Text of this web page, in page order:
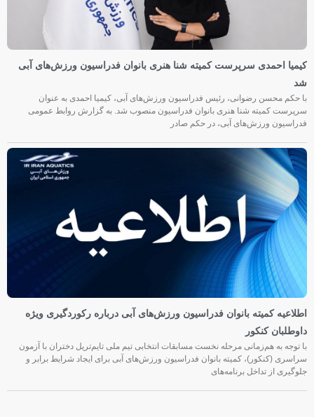
کیمیا احمدی سرپرست کمیته شنا هنری بانوان فدراسیون ورزش‌های آبی
شد
با حکم محسن رضوانی، رئیس فدراسیون ورزش‌های آبی، کیمیا احمدی به عنوان
سرپرست کمیته شنا هنری بانوان فدراسیون منصوب شد. به گزارش روابط عمومی
فدراسیون ورزش‌های آبی، در حکم صادر
اطلاعیه کمیته بانوان فدراسیون ورزش‌های آبی درباره رکوردگیری ویژه
داوطلبان کنکور
با توجه به هم‌زمانی مرحله نخست مسابقات انتخابی تیم ملی تایم‌تریل دختران با آزمون
سراسری (کنکور)، کمیته بانوان فدراسیون ورزش‌های آبی برای ایجاد شرایط برابر و
جلوگیری از تداخل برنامه‌های